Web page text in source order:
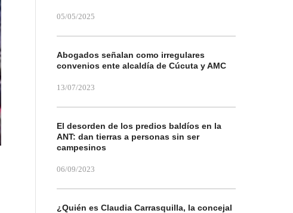
05/05/2025
Abogados señalan como irregulares
convenios ente alcaldía de Cúcuta y AMC
13/07/2023
El desorden de los predios baldíos en la
ANT: dan tierras a personas sin ser
campesinos
06/09/2023
¿Quién es Claudia Carrasquilla, la concejal